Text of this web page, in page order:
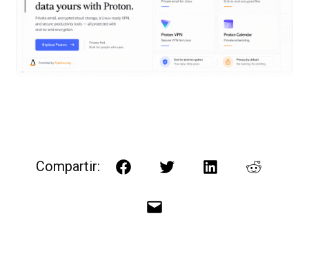
Compartir: FacebookTwitterLinkedInReddit
Correo